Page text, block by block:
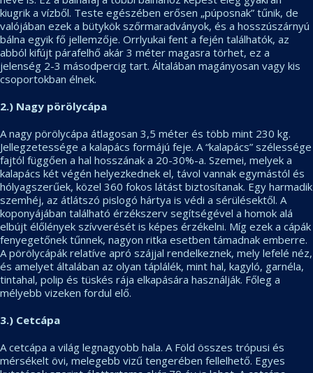
kiugrik a vízből. Teste egészében erősen „púposnak” tűnik, de
valójában ezek a bütykök szőrmaradványok, és a hosszúszárnyú
bálna egyik fő jellemzője. Orrlyukai fent a fején találhatók, az
abból kifújt párafelhő akár 3 méter magasra törhet, ez a
jelenség 2-3 másodpercig tart. Általában magányosan vagy kis
csoportokban élnek.
2.) Nagy pörölycápa
A nagy pörölycápa átlagosan 3,5 méter és több mint 230 kg.
Jellegzetessége a kalapács formájú feje. A “kalapács” szélessége
fajtól függően a hal hosszának a 20-30%-a. Szemei, melyek a
kalapács két végén helyezkednek el, távol vannak egymástól és
hólyagszerűek, közel 360 fokos látást biztosítanak. Egy harmadik
szemhéj, az átlátszó pislogó hártya is védi a sérülésektől. A
koponyájában található érzékszerv segítségével a homok alá
elbújt élőlények szívverését is képes érzékelni. Míg ezek a cápák
fenyegetőnek tűnnek, nagyon ritka esetben támadnak emberre.
A pörölycápák relatíve apró szájjal rendelkeznek, mely lefelé néz,
és amelyet általában az olyan táplálék, mint hal, kagyló, garnéla,
tintahal, polip és tüskés rája elkapására használják. Főleg a
mélyebb vizeken fordul elő.
3.) Cetcápa
A cetcápa a világ legnagyobb hala. A Föld összes trópusi és
mérsékelt övi, melegebb vizű tengerében fellelhető. Egyes